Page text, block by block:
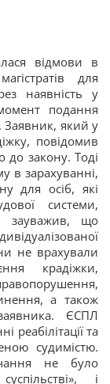
відмови в
для
наявність у
подання
Заявник, який у
повідомив
до закону. Тоді
в зарахуванні,
для осіб, які
системи,
зауважив, що
не врахували
крадіжки,
а також
ЄСПЛ
та
судимістю.
не було
і